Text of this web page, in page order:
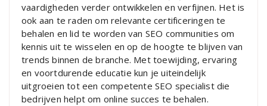
vaardigheden verder ontwikkelen en verfijnen. Het is
ook aan te raden om relevante certificeringen te
behalen en lid te worden van SEO communities om
kennis uit te wisselen en op de hoogte te blijven van
trends binnen de branche. Met toewijding, ervaring
en voortdurende educatie kun je uiteindelijk
uitgroeien tot een competente SEO specialist die
bedrijven helpt om online succes te behalen.